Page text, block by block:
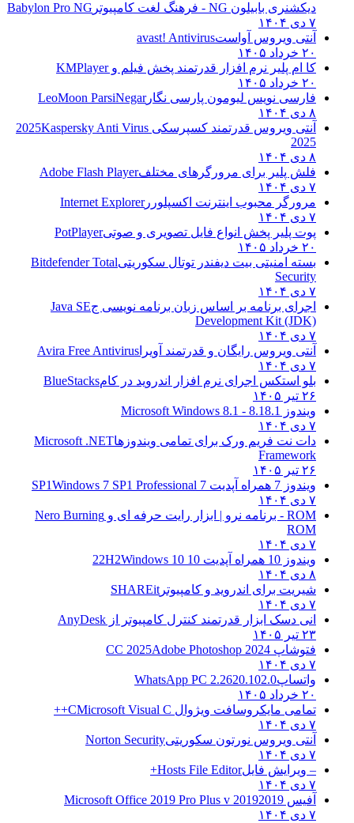
دیکشنری بابیلون NG - فرهنگ لغت کامپیوتر
Babylon Pro NG
۷ دی ۱۴۰۴
آنتی ویروس آواستavast! Antivirus
۲۰ خرداد ۱۴۰۵
کا ام پلیر نرم افزار قدرتمند پخش فیلم وKMPlayer
۲۰ خرداد ۱۴۰۵
فارسی نویس لیومون پارسی نگارLeoMoon ParsiNegar
۸ دی ۱۴۰۴
آنتی ویروس قدرتمند کسپرسکی 2025 Kaspersky Anti Virus
2025
۸ دی ۱۴۰۴
فلش پلیر برای مرورگرهای مختلفAdobe Flash Player
۷ دی ۱۴۰۴
مرورگر محبوب اینترنت اکسپلوررInternet Explorer
۷ دی ۱۴۰۴
پوت پلیر پخش انواع فایل تصویری و صوتیPotPlayer
۲۰ خرداد ۱۴۰۵
بسته امنیتی بیت دیفندر توتال سکوریتیBitdefender Total
Security
۷ دی ۱۴۰۴
اجرای برنامه بر اساس زبان برنامه نویسی جJava SE
Development Kit (JDK)
۷ دی ۱۴۰۴
آنتی ویروس رایگان و قدرتمند آویرا Avira Free Antivirus
۷ دی ۱۴۰۴
بلو استکس اجرای نرم افزار اندروید در کامBlueStacks
۲۶ تیر ۱۴۰۵
ویندوز 8.1
8.1 - Microsoft Windows 8.1
۷ دی ۱۴۰۴
دات نت فریم ورک برای تمامی ویندوزهاMicrosoft .NET
Framework
۲۶ تیر ۱۴۰۵
ویندوز 7 همراه آپدیت 7 SP1
Windows 7 SP1 Professional
۷ دی ۱۴۰۴
ROM - برنامه نرو | ابزار رایت حرفه ای و
Nero Burning
ROM
۷ دی ۱۴۰۴
ویندوز 10 همراه آپدیت 10 22H2
Windows 10
۸ دی ۱۴۰۴
شیریت برای اندروید و کامپیوتر SHAREit
۷ دی ۱۴۰۴
انی دسک ابزار قدرتمند کنترل کامپیوتر از AnyDesk
۲۳ تیر ۱۴۰۵
فتوشاپ CC 2025 Adobe Photoshop 2024
۷ دی ۱۴۰۴
واتساپWhatsApp PC 2.2620.102.0
۲۰ خرداد ۱۴۰۵
تمامی مایکروسافت ویژوال C Microsoft Visual C++
۷ دی ۱۴۰۴
آنتی ویروس نورتون سکوریتیNorton Security
۷ دی ۱۴۰۴
– ویرایش فایلHosts File Editor+
۷ دی ۱۴۰۴
آفیس 2019 2019 Microsoft Office 2019 Pro Plus v
۷ دی ۱۴۰۴